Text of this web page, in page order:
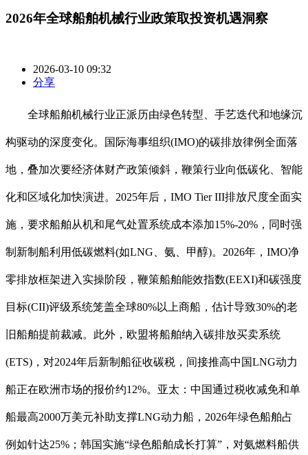
2026年全球船舶机械行业政策取投资机遇洞察
2026-03-10 09:32
分享
全球船舶机械行业正派历由绿色转型、手艺迭代和地缘沉
构驱动的深度变化。国际海事组织(IMO)的碳排放律例全面落
地，叠加次要经济体财产政策倾斜，鞭策行业向低碳化、智能
化和区域化加快演进。2025年后，IMO Tier III排放尺度全面实
施，要求船舶从机和尾气处置系统成本添加15%-20%，同时强
制新制船利用低碳燃料(如LNG、氨、甲醇)。2026年，IMO净
零排放框架进入实操阶段，鞭策船舶能效指数(EEXI)和碳强度
目标(CII)评级系统笼盖全球80%以上商船，估计导致30%的老
旧船舶提前裁减。此外，欧盟将船舶纳入碳排放买卖系统
(ETS)，对2024年后新制船征收碳税，间接推高中国LNG动力
船正在欧洲市场的报价约12%。亚太：中国通过税收减免和单
船最高2000万美元补助支撑LNG动力船，2026年绿色船舶占
例如针达25%；韩国实施“绿色船舶成长打算”，对氨燃料船供